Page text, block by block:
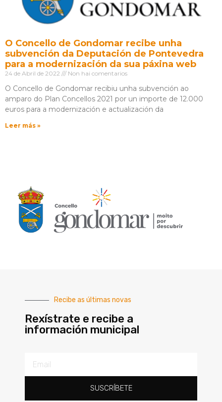
O Concello de Gondomar recibe unha
subvención da Deputación de Pontevedra
para a modernización da sua páxina web
24 de Abril de 2022 Non hai comentarios
O Concello de Gondomar recibiu unha subvención ao
amparo do Plan Concellos 2021 por un importe de 12.000
euros para a modernización e actualización da
Leer más »
Recibe as últimas novas
Rexístrate e recibe a
información municipal
SUSCRÍBETE